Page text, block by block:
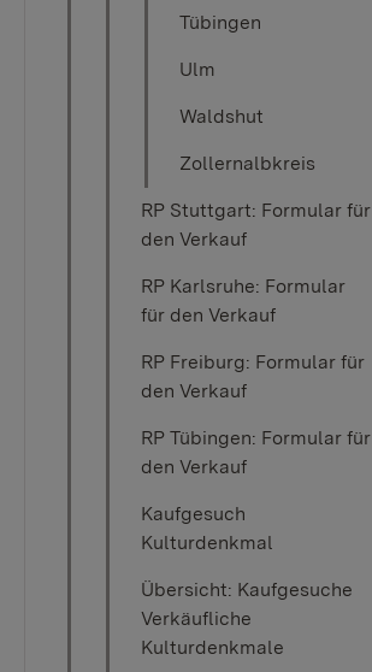
Tübingen​​​​
Ulm
Waldshut
Zollernalbkreis
RP Stuttgart: Formular für
den Verkauf
RP Karlsruhe: Formular
für den Verkauf
RP Freiburg: Formular für
den Verkauf
RP Tübingen: Formular für
den Verkauf
Kaufgesuch
Kulturdenkmal
Übersicht: Kaufgesuche
Verkäufliche
Kulturdenkmale